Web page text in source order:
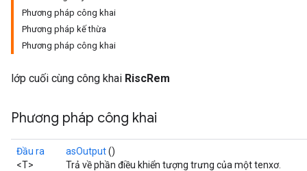
Phương pháp công khai
Phương pháp kế thừa
Phương pháp công khai
lớp cuối cùng công khai RiscRem
Phương pháp công khai
Đầu ra
<T>
asOutput()
Trả về phần điều khiển tượng trưng của một tenxơ.